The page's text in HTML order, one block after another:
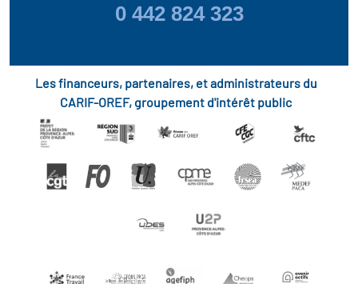
0 442 824 323
Les financeurs, partenaires, et administrateurs du
CARIF-OREF, groupement d'intérêt public